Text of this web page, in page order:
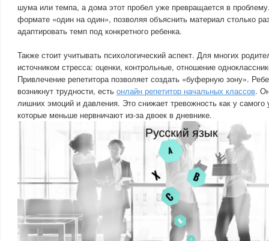
шума или темпа, а дома этот пробел уже превращается в
формате «один на один», позволяя объяснить материал столько
адаптировать темп под конкретного ребенка.
Также стоит учитывать психологический аспект. Для многих
источником стресса: оценки, контрольные, отношение
Привлечение репетитора позволяет создать «буферную зону».
возникнут трудности, есть онлайн репетитор начальных классов.
лишних эмоций и давления. Это снижает тревожность как у самого
которые меньше нервничают из-за двоек в дневнике.